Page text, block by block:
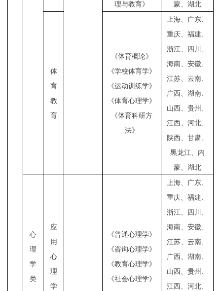
理与教育》
蒙、湖北
体
育
教
育
《体育概论》
《学校体育学》
《运动训练学》
《体育心理学》
《体育科研方
法》
上海、广东、
重庆、福建、
浙江、四川、
海南、安徽、
江苏、云南、
广西、湖南、
山西、贵州、
江西、河北、
陕西、甘肃、
黑龙江、内
蒙、湖北
心
理
学
类
应
用
心
理
学
《普通心理学》
《咨询心理学》
《教育心理学》
《社会心理学》
上海、广东、
重庆、福建、
浙江、四川、
海南、安徽、
江苏、云南、
广西、湖南、
山西、贵州、
江西、河北、